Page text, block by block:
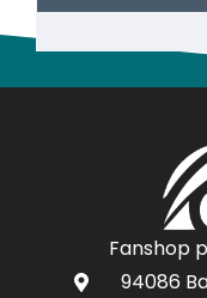
Fanshop
94086